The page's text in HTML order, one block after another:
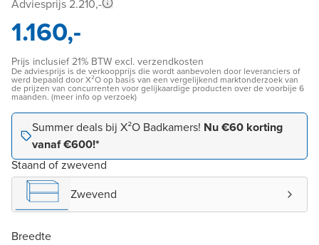
Adviesprijs 2.210,-
1.160,-
Prijs inclusief 21% BTW excl. verzendkosten
De adviesprijs is de verkoopprijs die wordt aanbevolen door leveranciers of
werd bepaald door X²O op basis van een vergelijkend marktonderzoek van
de prijzen van concurrenten voor gelijkaardige producten over de voorbije 6
maanden. (meer info op verzoek)
Summer deals bij X²O Badkamers! Nu €60 korting
vanaf €600!*
Staand of zwevend
Zwevend
Breedte